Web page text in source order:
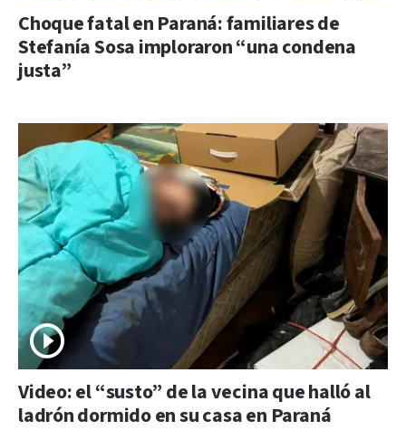
Choque fatal en Paraná: familiares de
Stefanía Sosa imploraron “una condena
justa”
Video: el “susto” de la vecina que halló al
ladrón dormido en su casa en Paraná